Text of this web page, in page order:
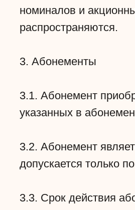
номиналов и
распространяются.
3. Абонементы
3.1. Абонемент
указанных в
3.2. Абонемент
допускается только
3.3. Срок действия